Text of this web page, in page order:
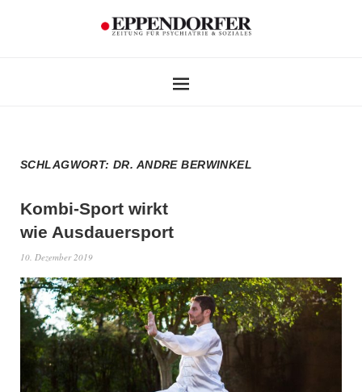
SCHLAGWORT:DR. ANDRE BERWINKEL
Kombi-Sport wirkt
wie Ausdauersport
10. Dezember 2019